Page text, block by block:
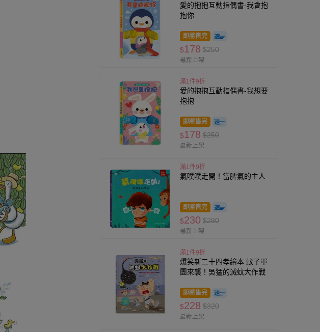
愛的抱抱互動指偶書-我會抱
抱你
即將售完
$178 $250
最新上架
滿1件9折
愛的抱抱互動指偶書-我想要
抱抱
即將售完
$178 $250
最新上架
滿1件9折
氣噗噗走開！當脾氣的主人
即將售完
$230 $280
最新上架
滿1件9折
爆笑新二十四孝繪本:蚊子軍
團來襲！吳猛的滅蚊大作戰
即將售完
$228 $320
最新上架